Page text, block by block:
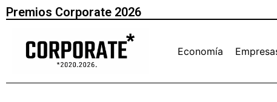
Premios Corporate 2026
Economía